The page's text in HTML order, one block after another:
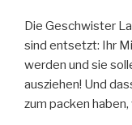
Die Geschwister
sind entsetzt: Ihr
werden und sie
ausziehen! Und
zum packen